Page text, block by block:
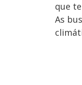
que
As